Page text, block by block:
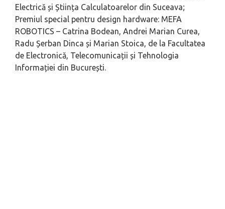
Electrică și Știința Calculatoarelor din Suceava;
Premiul special pentru design hardware: MEFA
ROBOTICS – Catrina Bodean, Andrei Marian Curea,
Radu Șerban Dinca și Marian Stoica, de la Facultatea
de Electronică, Telecomunicații și Tehnologia
Informației din București.